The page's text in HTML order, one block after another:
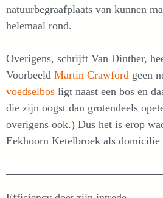
natuurbegraafplaats van kunnen
helemaal rond.
Overigens, schrijft Van Dinther,
Voorbeeld Martin Crawford geen
voedselbos ligt naast een bos en
die zijn oogst dan grotendeels
overigens ook.) Dus het is erop
Eekhoorn Ketelbroek als domicilie